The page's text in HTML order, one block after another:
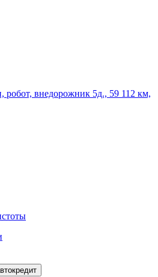
робот, внедорожник 5д., 59 112 км,
автокредит